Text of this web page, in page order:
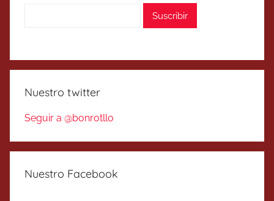
Nuestro twitter
Seguir a @bonrotllo
Nuestro Facebook